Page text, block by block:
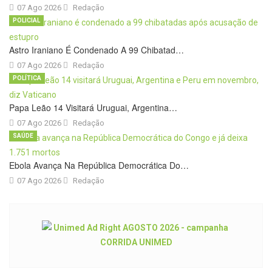
07 Ago 2026 Redação
Astro Iraniano É Condenado A 99 Chibatad…
07 Ago 2026
POLICIAL
Redação
Papa Leão 14 Visitará Uruguai, Argentina…
07 Ago 2026
POLÍTICA
Redação
Ebola Avança Na República Democrática Do…
07 Ago 2026
SAÚDE
Redação